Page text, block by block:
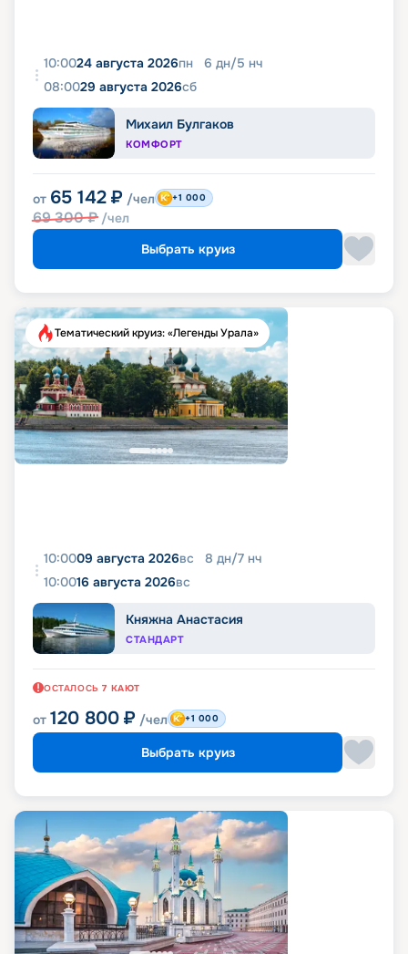
10:0024 августа 2026пн 6 дн/5 нч
08:0029 августа 2026сб
Михаил Булгаков
КОМФОРТ
от 65 142 ₽ /чел
69 300₽ /чел
+1 000
Выбрать круиз
Тематический круиз: «Легенды Урала»
10:0009 августа 2026вс 8 дн/7 нч
10:0016 августа 2026вс
Княжна Анастасия
СТАНДАРТ
ОСТАЛОСЬ 7 КАЮТ
от 120 800 ₽ /чел +1 000
Выбрать круиз